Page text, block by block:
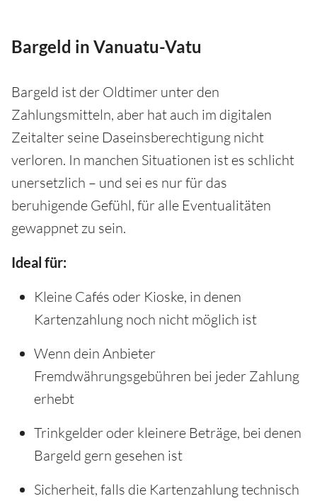
Bargeld in Vanuatu-Vatu
Bargeld ist der Oldtimer unter den
Zahlungsmitteln, aber hat auch im digitalen
Zeitalter seine Daseinsberechtigung nicht
verloren. In manchen Situationen ist es schlicht
unersetzlich – und sei es nur für das
beruhigende Gefühl, für alle Eventualitäten
gewappnet zu sein.
Ideal für:
Kleine Cafés oder Kioske, in denen
Kartenzahlung noch nicht möglich ist
Wenn dein Anbieter
Fremdwährungsgebühren bei jeder Zahlung
erhebt
Trinkgelder oder kleinere Beträge, bei denen
Bargeld gern gesehen ist
Sicherheit, falls die Kartenzahlung technisch